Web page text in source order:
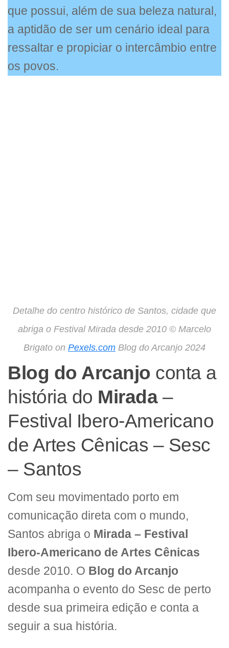
que possui, além de sua beleza natural,
a aptidão de ser um cenário ideal para
ressaltar e propiciar o intercâmbio entre
os povos.
Detalhe do centro histórico de Santos, cidade que
abriga o Festival Mirada desde 2010 © Marcelo
Brigato on Pexels.com Blog do Arcanjo 2024
Blog do Arcanjo conta a
história do Mirada–
Festival Ibero-Americano
de Artes Cênicas – Sesc
– Santos
Com seu movimentado porto em
comunicação direta com o mundo,
Santos abriga o Mirada – Festival
Ibero-Americano de Artes Cênicas
desde 2010. O Blog do Arcanjo
acompanha o evento do Sesc de perto
desde sua primeira edição e conta a
seguir a sua história.